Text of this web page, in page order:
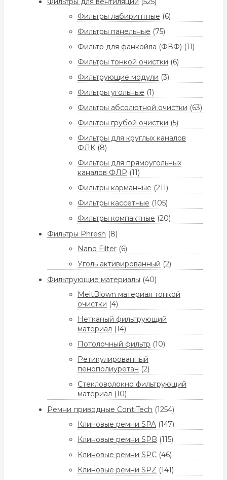
Фильтры лабиринтные (6)
Фильтры панельные (75)
Фильтр для фанкойла (ФВФ) (11)
Фильтры тонкой очистки (6)
Фильтрующие модули (3)
Фильтры угольные (1)
Фильтры абсолютной очистки (63)
Фильтры грубой очистки (5)
Фильтры для круглых каналов
ФЛК (8)
Фильтры для прямоугольных
каналов ФЛР (11)
Фильтры карманные (211)
Фильтры кассетные (105)
Фильтры компактные (20)
Фильтры Phresh (8)
Nano Filter (6)
Уголь активированный (2)
Фильтрующие материалы (40)
MeltBlown материал тонкой
очистки (4)
Нетканый фильтрующий
материал (14)
Потолочный фильтр (10)
Ретикулированный
пенополиуретан (2)
Стекловолокно фильтрующий
материал (10)
Ремни приводные ContiTech (1254)
Клиновые ремни SPA (147)
Клиновые ремни SPB (115)
Клиновые ремни SPC (46)
Клиновые ремни SPZ (141)